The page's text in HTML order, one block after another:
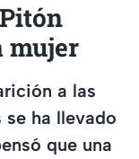
mujer
a las
ha llevado
que una